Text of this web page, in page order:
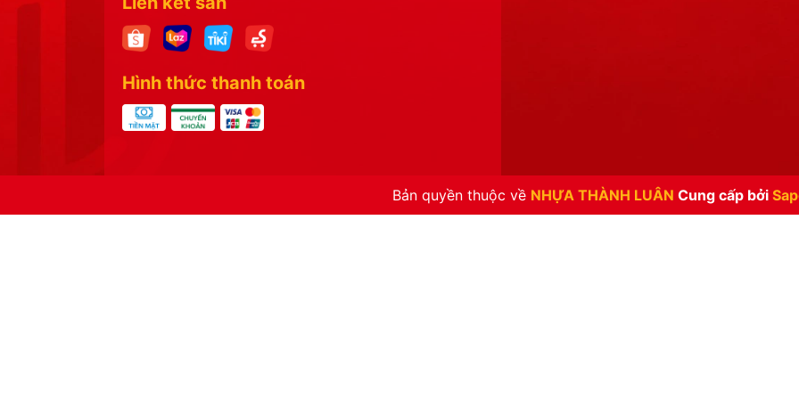
Hình thức thanh toán
Bản quyền thuộc về NHỰA THÀNH LUÂN Cung cấp bởi